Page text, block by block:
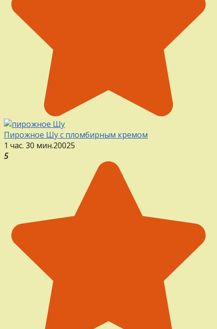
Пирожное Шу с пломбирным кремом
1 час. 30 мин.20025
5